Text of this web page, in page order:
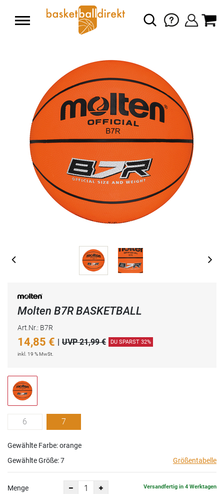
Molten B7R BASKETBALL
Art.Nr.: B7R
14,85 € | UVP 21,99 € DU SPARST 32%
inkl. 19 % MwSt.
6 7
Gewählte Farbe: orange
Gewählte Größe:7 Größentabelle
Menge Versandfertig in 4 Werktagen